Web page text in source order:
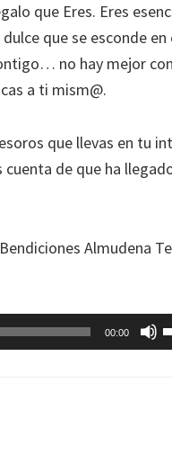
que Eres. Eres
que se esconde en
no hay mejor
a ti mism@.
que llevas en tu
de que ha
Almudena
00:00